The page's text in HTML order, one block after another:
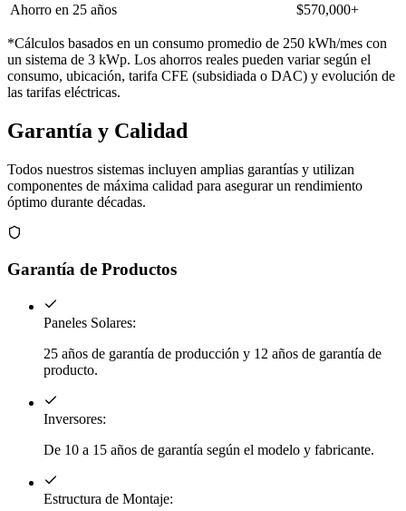
Ahorro en 25 años
$570,000+
*Cálculos basados en un consumo promedio de 250 kWh/mes con
un sistema de 3 kWp. Los ahorros reales pueden variar según el
consumo, ubicación, tarifa CFE (subsidiada o DAC) y evolución de
las tarifas eléctricas.
Garantía y Calidad
Todos nuestros sistemas incluyen amplias garantías y utilizan
componentes de máxima calidad para asegurar un rendimiento
óptimo durante décadas.
Garantía de Productos
Paneles Solares:
25 años de garantía de producción y 12 años de garantía de
producto.
Inversores:
De 10 a 15 años de garantía según el modelo y fabricante.
Estructura de Montaje: